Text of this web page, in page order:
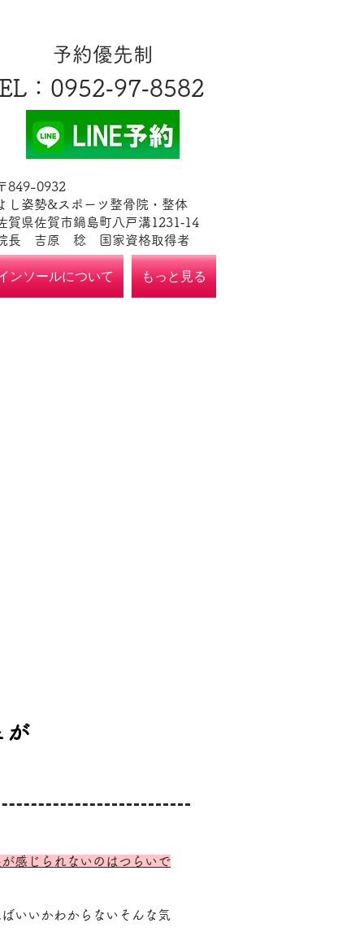
​予約優先制
​：0952‐97‐8582
849-0932
し姿勢&スポーツ整骨院・整体
賀県佐賀市鍋島町八戸溝1231‐14
長 吉原 稔​ 国家資格取得者
ンソールについて もっと見る
が
感じられないのはつらいで
いいかわからないそんな気